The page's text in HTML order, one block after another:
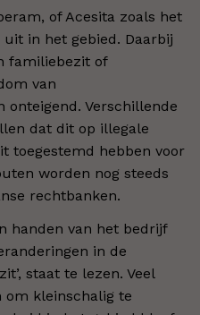
of Acesita zoals het
in het gebied. Daarbij
familiebezit of
van
onteigend. Verschillende
dat dit op illegale
toegestemd hebben voor
worden nog steeds
rechtbanken.
handen van het bedrijf
in de
staat te lezen. Veel
om kleinschalig te